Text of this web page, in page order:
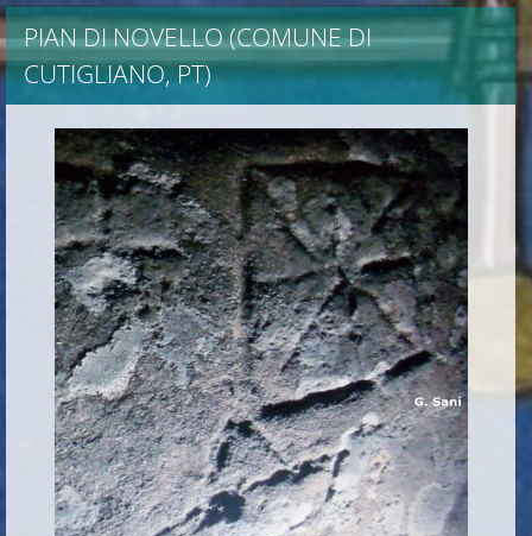
PIAN DI NOVELLO (COMUNE DI
CUTIGLIANO, PT)